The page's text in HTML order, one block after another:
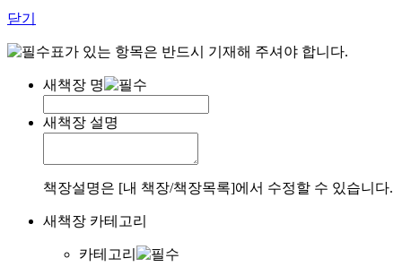
닫기
표가 있는 항목은 반드시 기재해 주셔야 합니다.
새책장 명
새책장 설명
책장설명은 [내 책장/책장목록]에서 수정할 수 있습니다.
새책장 카테고리
카테고리